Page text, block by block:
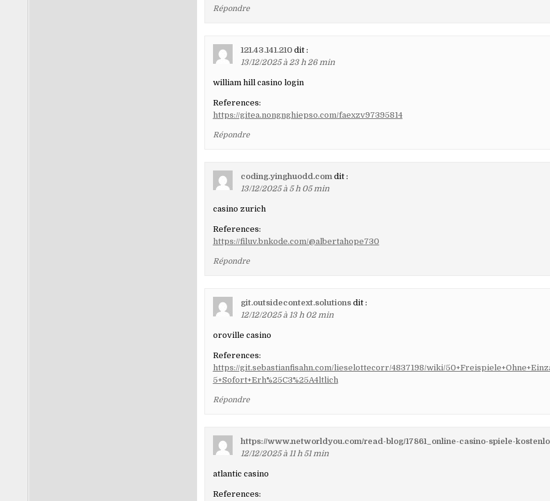
Répondre
121.43.141.210 dit :
13/12/2025 à 23 h 26 min
william hill casino login
References:
https://gitea.nongnghiepso.com/faexzv97395814
Répondre
coding.yinghuodd.com dit :
13/12/2025 à 5 h 05 min
casino zurich
References:
https://filuv.bnkode.com/@albertahope730
Répondre
git.outsidecontext.solutions dit :
12/12/2025 à 13 h 02 min
oroville casino
References:
https://git.sebastianfisahn.com/lieselottecorr/4837198/wiki/
5+Sofort+Erh%25C3%25A4ltlich
Répondre
https://www.networldyou.com/read-blog/17861_online-casino-spiele-
12/12/2025 à 11 h 51 min
atlantic casino
References: